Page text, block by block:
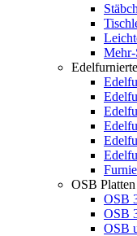
Mehr-
OSB Platten
OSB
OSB
OSB